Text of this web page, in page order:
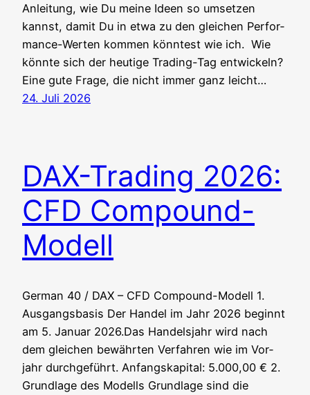
Anlei­tung, wie Du mei­ne Ideen so umset­zen
kannst, damit Du in etwa zu den glei­chen Per­for­
mance-Wer­ten kom­men könn­test wie ich. Wie
könn­te sich der heu­ti­ge Tra­ding-Tag entwickeln?
Eine gute Fra­ge, die nicht immer ganz leicht…
24. Juli 2026
DAX-Trading 2026:
CFD Compound-
Modell
Ger­man 40 / DAX – CFD Compound-Modell 1.
Aus­gangs­ba­sis Der Han­del im Jahr 2026 beginnt
am 5. Janu­ar 2026.Das Han­dels­jahr wird nach
dem glei­chen bewähr­ten Ver­fah­ren wie im Vor­
jahr durchgeführt. Anfangs­ka­pi­tal: 5.000,00 € 2.
Grund­la­ge des Modells Grund­la­ge sind die